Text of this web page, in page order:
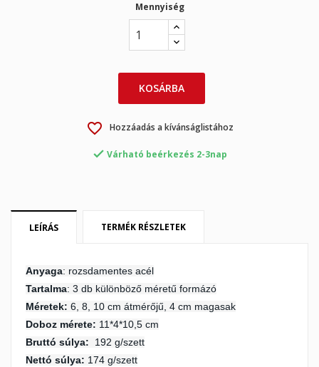
Mennyiség
KOSÁRBA
favorite_border Hozzáadás a kívánságlistához
 Várható beérkezés 2-3nap
LEÍRÁS TERMÉK RÉSZLETEK
Anyaga: rozsdamentes acél
Tartalma: 3 db különböző méretű formázó
Méretek: 6, 8, 10 cm átmérőjű, 4 cm magasak
Doboz mérete: 11*4*10,5 cm
Bruttó súlya: 192 g/szett
Nettó súlya: 174 g/szett
Kívánságlista létrehozása
Bejelentkezés